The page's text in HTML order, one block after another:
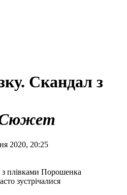
Скандал з
2020, 20:25
зустрічалися